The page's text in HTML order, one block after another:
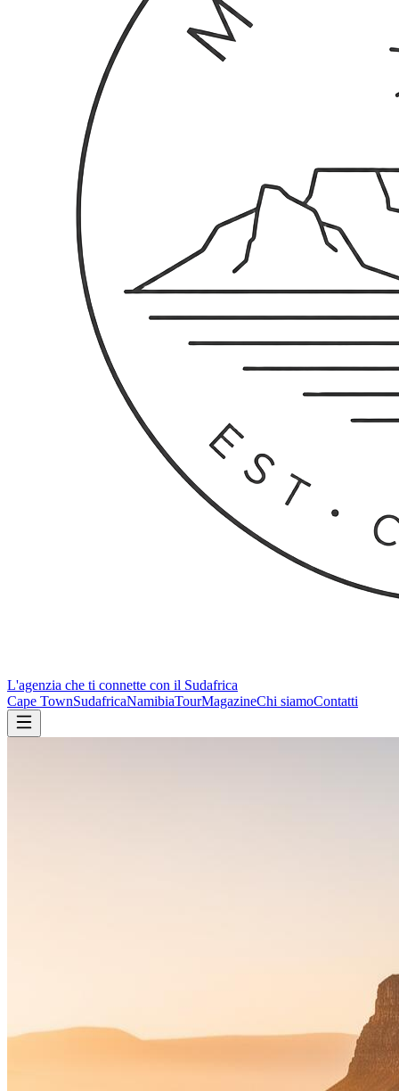
L'agenzia che ti connette con il Sudafrica
Cape TownSudafricaNamibiaTourMagazineChi siamoContatti